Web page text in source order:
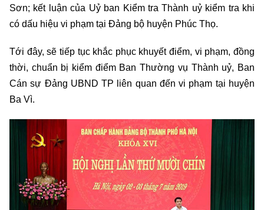
Sơn; kết luận của Uỷ ban Kiểm tra Thành uỷ kiểm tra khi
có dấu hiệu vi phạm tại Đảng bộ huyện Phúc Thọ.
Tới đây, sẽ tiếp tục khắc phục khuyết điểm, vi phạm, đồng
thời, chuẩn bị kiểm điểm Ban Thường vụ Thành uỷ, Ban
Cán sự Đảng UBND TP liên quan đến vi phạm tại huyện
Ba Vì.